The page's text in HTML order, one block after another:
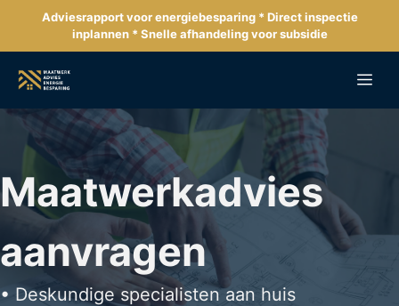
de
inhoud
Adviesrapport voor energiebesparing * Direct inspectie
inplannen * Snelle afhandeling voor subsidie
Maatwerkadvies
aanvragen
• Deskundige specialisten aan huis